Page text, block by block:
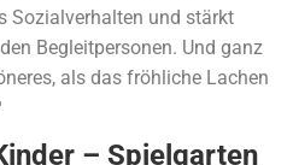
Sozialverhalten und stärkt
Begleitpersonen. Und ganz
als das fröhliche Lachen
– Spielgarten